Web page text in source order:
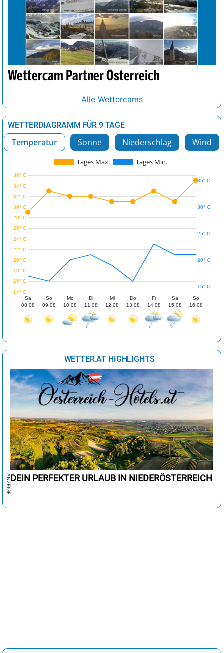
Wettercam Partner Österreich
Alle Wettercams
WETTERDIAGRAMM FÜR 9 TAGE
Temperatur Sonne Niederschlag Wind
Tages Max. Tages Min.
Sa
08.08
So
09.08
Mo
10.08
Di
11.08
Mi
12.08
Do
13.08
Fr
14.08
Sa
15.08
So
16.08
14° C
16° C
18° C
20° C
22° C
24° C
26° C
28° C
30° C
32° C
34° C
36° C
15° C
20° C
25° C
30° C
35° C
WETTER.AT HIGHLIGHTS
DEIN PERFEKTER URLAUB IN NIEDERÖSTERREICH